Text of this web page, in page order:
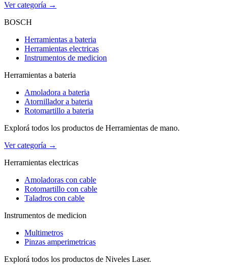
Ver categoría →
BOSCH
Herramientas a bateria
Herramientas electricas
Instrumentos de medicion
Herramientas a bateria
Amoladora a bateria
Atornillador a bateria
Rotomartillo a bateria
Explorá todos los productos de Herramientas de mano.
Ver categoría →
Herramientas electricas
Amoladoras con cable
Rotomartillo con cable
Taladros con cable
Instrumentos de medicion
Multimetros
Pinzas amperimetricas
Explorá todos los productos de Niveles Laser.